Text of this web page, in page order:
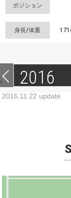
ポジション
身長/体重
2016
2016.11.22 update